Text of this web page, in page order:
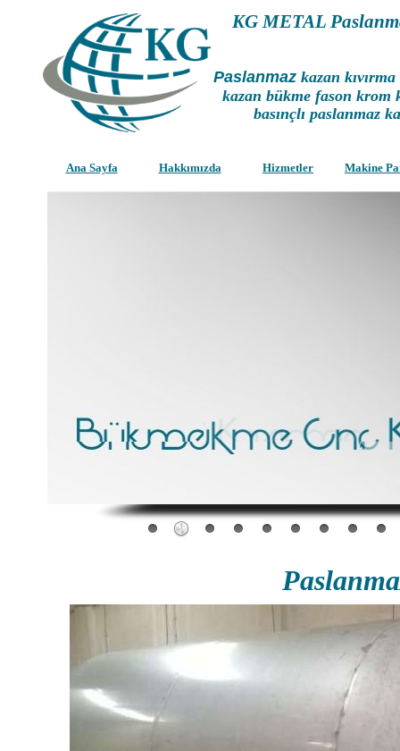
KG METAL
Paslanmaz kazan
kazan bükme fason krom
basınçlı paslanmaz
Ana Sayfa Hakkımızda Hizmetler Makine